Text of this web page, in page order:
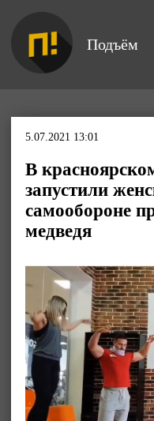
Подъём
5.07.2021 13:01
В
запустили
самообороне
медведя